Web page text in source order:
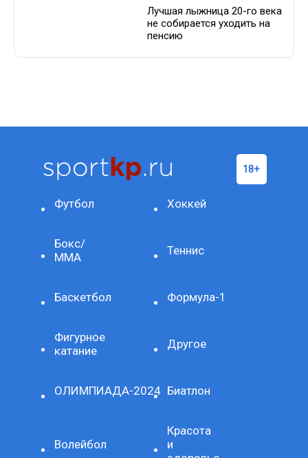
Лучшая лыжница 20-го века
не собирается уходить на
пенсию
Футбол Хоккей
Бокс/
ММА
Теннис
Баскетбол Формула-1
Фигурное
катание
Другое
ОЛИМПИАДА-2024 Биатлон
Волейбол
Красота
и